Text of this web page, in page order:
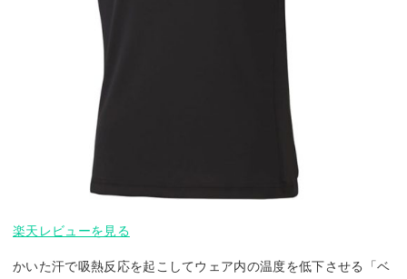
楽天レビューを見る
かいた汗で吸熱反応を起こしてウェア内の温度を低下させる「ベ